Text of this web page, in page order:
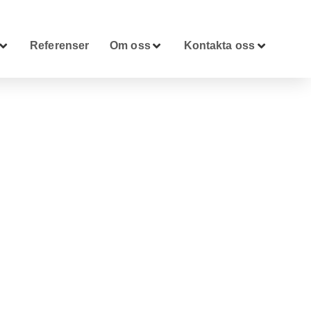
Referenser Om oss Kontakta oss